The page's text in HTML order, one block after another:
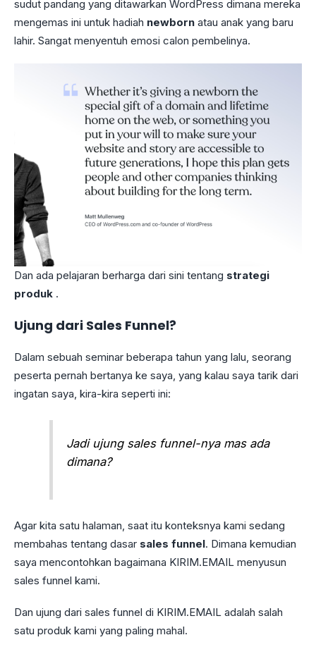
sudut pandang yang ditawarkan WordPress dimana mereka
mengemas ini untuk hadiah newborn atau anak yang baru
lahir. Sangat menyentuh emosi calon pembelinya.
Dan ada pelajaran berharga dari sini tentang strategi
produk .
Ujung dari Sales Funnel?
Dalam sebuah seminar beberapa tahun yang lalu, seorang
peserta pernah bertanya ke saya, yang kalau saya tarik dari
ingatan saya, kira-kira seperti ini:
Jadi ujung sales funnel-nya mas ada
dimana?
Agar kita satu halaman, saat itu konteksnya kami sedang
membahas tentang dasar sales funnel. Dimana kemudian
saya mencontohkan bagaimana KIRIM.EMAIL menyusun
sales funnel kami.
Dan ujung dari sales funnel di KIRIM.EMAIL adalah salah
satu produk kami yang paling mahal.